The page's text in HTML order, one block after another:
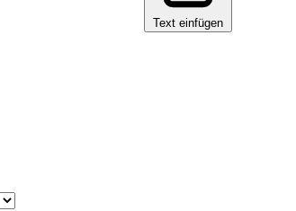
Text einfügen